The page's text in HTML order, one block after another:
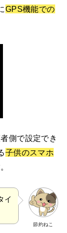
GPS機能での
側で設定でき
子供のスマホ
節約ねこ
イ